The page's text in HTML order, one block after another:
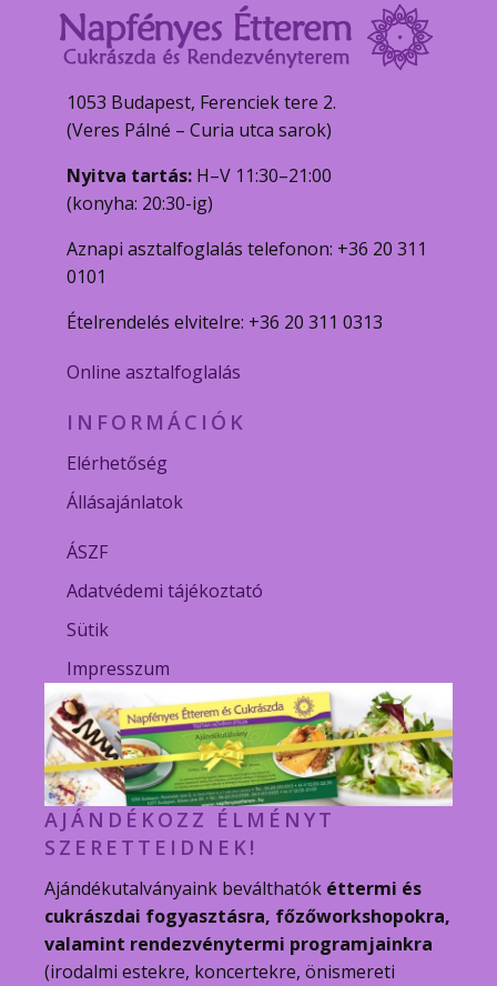
1053 Budapest, Ferenciek tere 2.
(Veres Pálné – Curia utca sarok)
Nyitva tartás: H–V 11:30–21:00
(konyha: 20:30-ig)
Aznapi asztalfoglalás telefonon: +36 20 311
0101
Ételrendelés elvitelre: +36 20 311 0313
Online asztalfoglalás
INFORMÁCIÓK
Elérhetőség
Állásajánlatok
ÁSZF
Adatvédemi tájékoztató
Sütik
Impresszum
AJÁNDÉKOZZ ÉLMÉNYT
SZERETTEIDNEK!
Ajándékutalványaink beválthatók éttermi és
cukrászdai fogyasztásra, főzőworkshopokra,
valamint rendezvénytermi programjainkra
(irodalmi estekre, koncertekre, önismereti